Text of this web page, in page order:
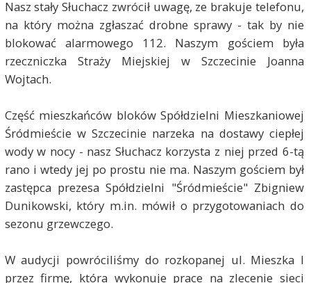
Nasz stały Słuchacz zwrócił uwagę, ze brakuje telefonu,
na który można zgłaszać drobne sprawy - tak by nie
blokować alarmowego 112. Naszym gościem była
rzeczniczka Straży Miejskiej w Szczecinie Joanna
Wojtach.
Część mieszkańców bloków Spółdzielni Mieszkaniowej
Śródmieście w Szczecinie narzeka na dostawy ciepłej
wody w nocy - nasz Słuchacz korzysta z niej przed 6-tą
rano i wtedy jej po prostu nie ma. Naszym gościem był
zastępca prezesa Spółdzielni "Śródmieście" Zbigniew
Dunikowski, który m.in. mówił o przygotowaniach do
sezonu grzewczego.
W audycji powróciliśmy do rozkopanej ul. Mieszka I
przez firmę, która wykonuje prace na zlecenie sieci